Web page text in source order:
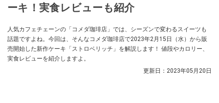
ーキ！実食レビューも紹介
人気カフェチェーンの「コメダ珈琲店」では、シーズンで変わるスイーツも
話題ですよね。今回は、そんなコメダ珈琲店で2023年2月15日（水）から販
売開始した新作ケーキ「ストロベリッチ」を解説します！ 値段やカロリー、
実食レビューを紹介しますよ。
更新日： 2023年05月20日